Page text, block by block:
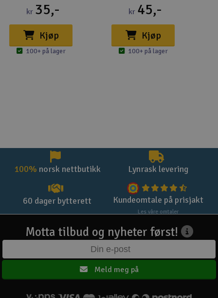
kr 35,-
Kjøp
100+ på lager
kr 45,-
Kjøp
100+ på lager
100% norsk nettbutikk Lynrask levering
60 dager bytterett Kundeomtale på prisjakt
Les våre omtaler
Motta tilbud og nyheter først!
Meld meg på